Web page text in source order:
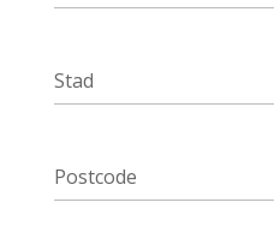
Stad
Postcode